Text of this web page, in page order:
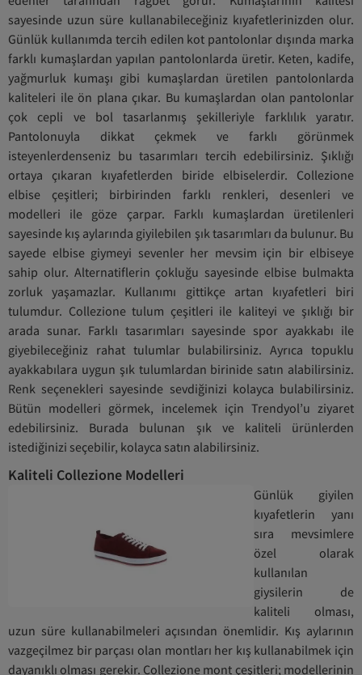
sayesinde uzun süre kullanabileceğiniz kıyafetlerinizden olur.
Günlük kullanımda tercih edilen kot pantolonlar dışında marka
farklı kumaşlardan yapılan pantolonlarda üretir. Keten, kadife,
yağmurluk kumaşı gibi kumaşlardan üretilen pantolonlarda
kaliteleri ile ön plana çıkar. Bu kumaşlardan olan pantolonlar
çok cepli ve bol tasarlanmış şekilleriyle farklılık yaratır.
Pantolonuyla dikkat çekmek ve farklı görünmek
isteyenlerdenseniz bu tasarımları tercih edebilirsiniz. Şıklığı
ortaya çıkaran kıyafetlerden biride elbiselerdir. Collezione
elbise çeşitleri; birbirinden farklı renkleri, desenleri ve
modelleri ile göze çarpar. Farklı kumaşlardan üretilenleri
sayesinde kış aylarında giyilebilen şık tasarımları da bulunur. Bu
sayede elbise giymeyi sevenler her mevsim için bir elbiseye
sahip olur. Alternatiflerin çokluğu sayesinde elbise bulmakta
zorluk yaşamazlar. Kullanımı gittikçe artan kıyafetleri biri
tulumdur. Collezione tulum çeşitleri ile kaliteyi ve şıklığı bir
arada sunar. Farklı tasarımları sayesinde spor ayakkabı ile
giyebileceğiniz rahat tulumlar bulabilirsiniz. Ayrıca topuklu
ayakkabılara uygun şık tulumlardan birinide satın alabilirsiniz.
Renk seçenekleri sayesinde sevdiğinizi kolayca bulabilirsiniz.
Bütün modelleri görmek, incelemek için Trendyol’u ziyaret
edebilirsiniz. Burada bulunan şık ve kaliteli ürünlerden
istediğinizi seçebilir, kolayca satın alabilirsiniz.
Kaliteli Collezione Modelleri
Günlük giyilen
kıyafetlerin yanı
sıra mevsimlere
özel olarak
kullanılan
giysilerin de
kaliteli olması,
uzun süre kullanabilmeleri açısından önemlidir. Kış aylarının
vazgeçilmez bir parçası olan montları her kış kullanabilmek için
dayanıklı olması gerekir. Collezione mont çeşitleri; modellerinin